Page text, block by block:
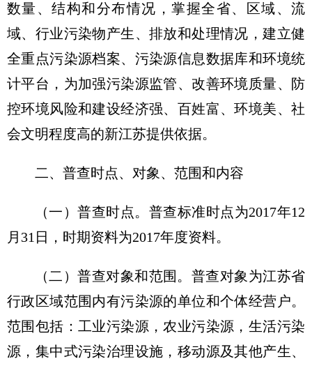
数量、结构和分布情况，掌握全省、区域、流
域、行业污染物产生、排放和处理情况，建立健
全重点污染源档案、污染源信息数据库和环境统
计平台，为加强污染源监管、改善环境质量、防
控环境风险和建设经济强、百姓富、环境美、社
会文明程度高的新江苏提供依据。
二、普查时点、对象、范围和内容
（一）普查时点。 普查标准时点为2017年12
月31日，时期资料为2017年度资料。
（二）普查对象和范围。 普查对象为江苏省
行政区域范围内有污染源的单位和个体经营户。
范围包括：工业污染源，农业污染源，生活污染
源，集中式污染治理设施，移动源及其他产生、